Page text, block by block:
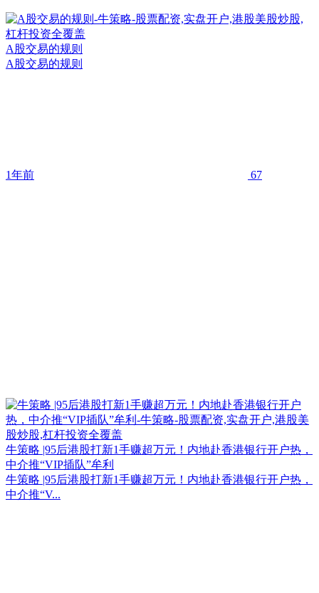
A股交易的规则
A股交易的规则
1年前 67
牛策略 |95后港股打新1手赚超万元！内地赴香港银行开户热，
中介推“VIP插队”牟利
牛策略 |95后港股打新1手赚超万元！内地赴香港银行开户热，
中介推“V...